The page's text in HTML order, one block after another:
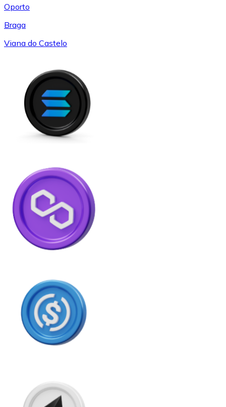
Oporto
Braga
Viana do Castelo